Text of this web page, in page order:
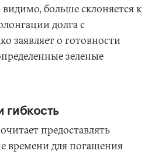
больше склоняется к
долга с
заявляет о готовности
зеленые
гибкость
предоставлять
времени для погашения